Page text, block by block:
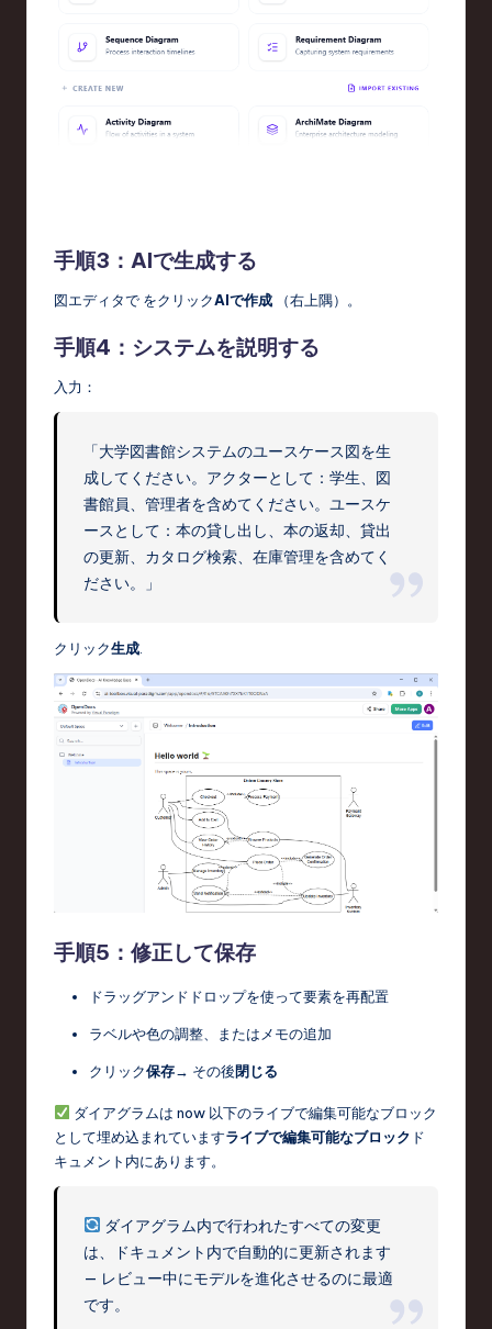
手順3：AIで生成する
図エディタで をクリックAIで作成 （右上隅）。
手順4：システムを説明する
入力：
「大学図書館システムのユースケース図を生
成してください。アクターとして：学生、図
書館員、管理者を含めてください。ユースケ
ースとして：本の貸し出し、本の返却、貸出
の更新、カタログ検索、在庫管理を含めてく
ださい。」
クリック生成
手順5：修正して保存
ドラッグアンドドロップを使って要素を再配置
ラベルや色の調整、またはメモの追加
クリック保存→ その後閉じる
ダイアグラムは now 以下のライブで編集可能なブロック
として埋め込まれていますライブで編集可能なブロック ド
キュメント内にあります。
ダイアグラム内で行われたすべての変更
は、ドキュメント内で自動的に更新されます
— レビュー中にモデルを進化させるのに最適
です。